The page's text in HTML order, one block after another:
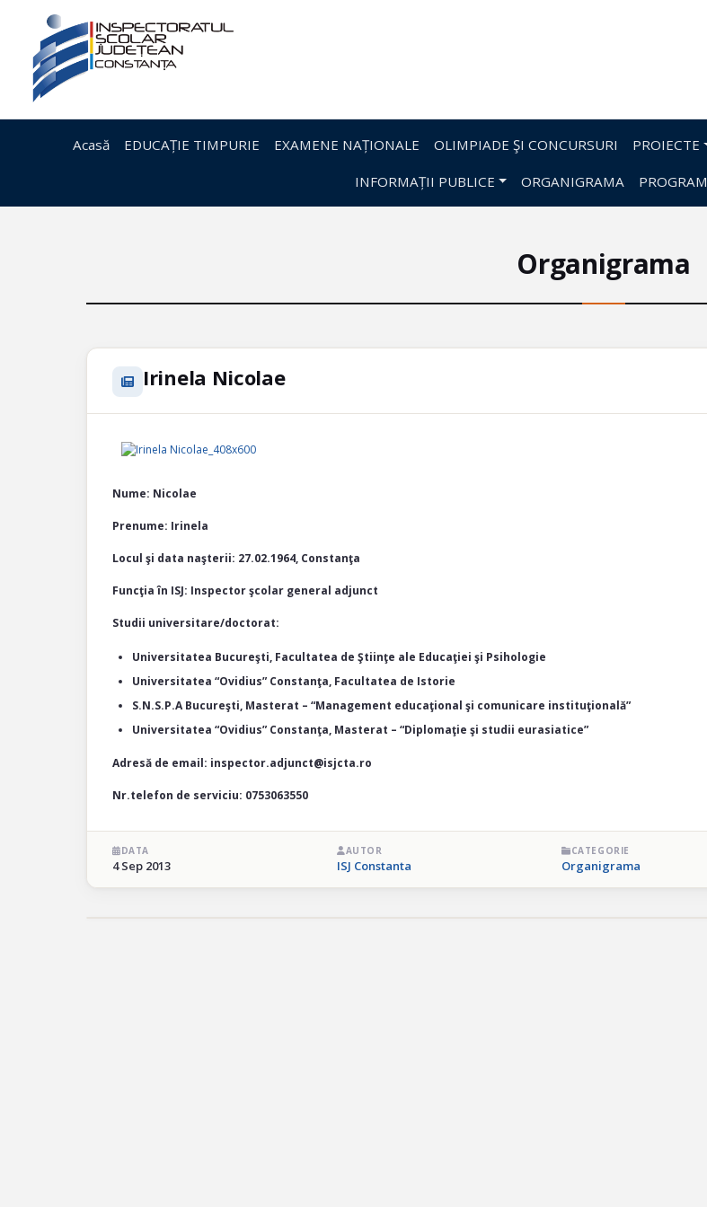
Acasă EDUCAȚIE TIMPURIE EXAMENE NAȚIONALE OLIMPIADE ŞI CONCURSURI PROIECTE
INFORMAȚII PUBLICE ORGANIGRAMA PROGRAM
Organigrama
Irinela Nicolae
Nume: Nicolae
Prenume: Irinela
Locul şi data naşterii: 27.02.1964, Constanţa
Funcţia în ISJ: Inspector şcolar general adjunct
Studii universitare/doctorat:
Universitatea Bucureşti, Facultatea de Ştiinţe ale Educaţiei şi Psihologie
Universitatea “Ovidius” Constanţa, Facultatea de Istorie
S.N.S.P.A Bucureşti, Masterat – “Management educaţional şi comunicare instituţională”
Universitatea “Ovidius” Constanţa, Masterat – “Diplomaţie şi studii eurasiatice”
Adresă de email: inspector.adjunct@isjcta.ro
Nr.telefon de serviciu: 0753063550
DATA
4 Sep 2013
AUTOR
ISJ Constanta
CATEGORIE
Organigrama